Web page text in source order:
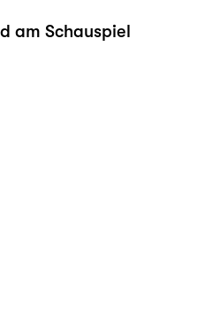
am Schauspiel